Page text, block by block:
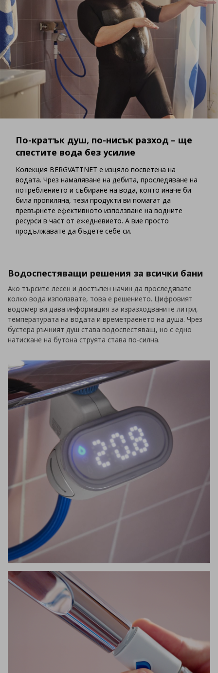
По-кратък душ, по-нисък разход – ще
спестите вода без усилие
Колекция BERGVATTNET е изцяло посветена на
водата. Чрез намаляване на дебита, проследяване на
потреблението и събиране на вода, която иначе би
била пропиляна, тези продукти ви помагат да
превърнете ефективното използване на водните
ресурси в част от ежедневието. А вие просто
продължавате да бъдете себе си.
Водоспестяващи решения за всички бани
Ако търсите лесен и достъпен начин да проследявате
колко вода използвате, това е решението. Цифровият
водомер ви дава информация за изразходваните литри,
температурата на водата и времетраенето на душа. Чрез
бустера ръчният душ става водоспестяващ, но с едно
натискане на бутона струята става по-силна.